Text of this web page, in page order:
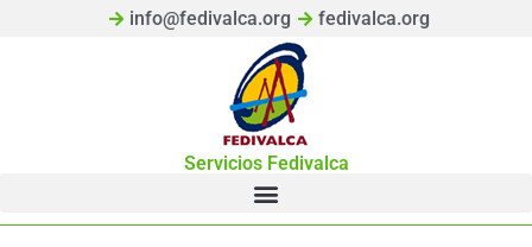
info@fedivalca.org fedivalca.org
Servicios Fedivalca